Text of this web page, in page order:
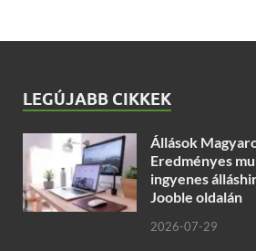
LEGÚJABB CIKKEK
Állások
Eredményes
ingyenes
Jooble oldalán
2026-07-29